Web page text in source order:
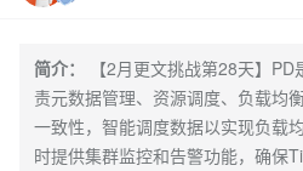
简介：
【2月更文挑战第28天】
责元数据管理、资源调度、负载均
一致性，智能调度数据以实现负载
时提供集群监控和告警功能，确保